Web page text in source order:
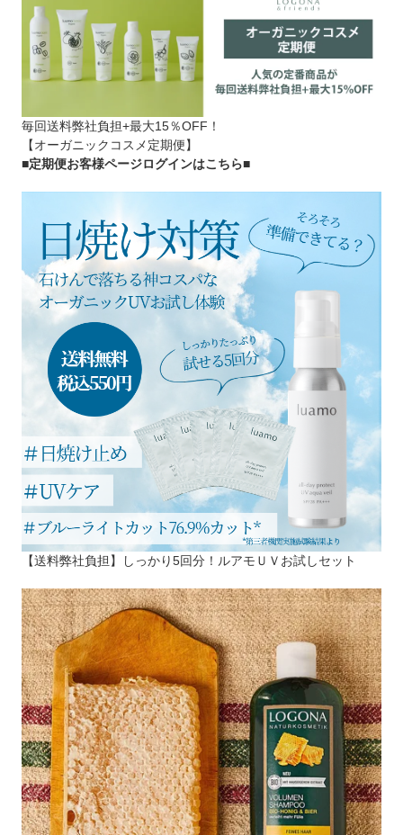
毎回送料弊社負担+最大15％OFF！
【オーガニックコスメ定期便】
■定期便お客様ページログインはこちら■
【送料弊社負担】しっかり5回分！ルアモＵＶお試しセット